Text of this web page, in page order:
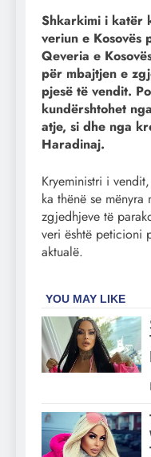
Shkarkimi i katër
veriun e Kosovës
Qeveria e
për mbajtjen e
pjesë të vendit.
kundërshtohet
atje, si dhe nga
Haradinaj.
Kryeministri i
ka thënë se
zgjedhjeve të
veri është peticioni
aktualë.